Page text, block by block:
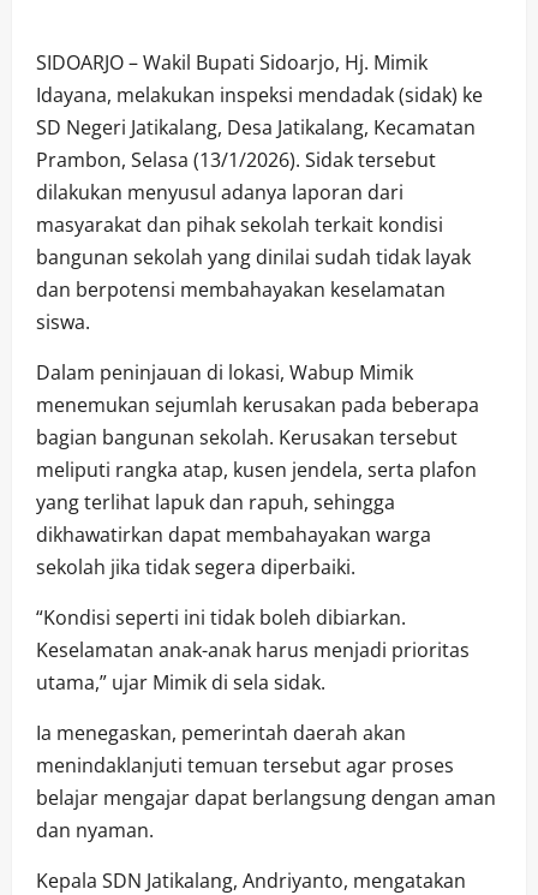
SIDOARJO – Wakil Bupati Sidoarjo, Hj. Mimik
Idayana, melakukan inspeksi mendadak (sidak) ke
SD Negeri Jatikalang, Desa Jatikalang, Kecamatan
Prambon, Selasa (13/1/2026). Sidak tersebut
dilakukan menyusul adanya laporan dari
masyarakat dan pihak sekolah terkait kondisi
bangunan sekolah yang dinilai sudah tidak layak
dan berpotensi membahayakan keselamatan
siswa.
Dalam peninjauan di lokasi, Wabup Mimik
menemukan sejumlah kerusakan pada beberapa
bagian bangunan sekolah. Kerusakan tersebut
meliputi rangka atap, kusen jendela, serta plafon
yang terlihat lapuk dan rapuh, sehingga
dikhawatirkan dapat membahayakan warga
sekolah jika tidak segera diperbaiki.
“Kondisi seperti ini tidak boleh dibiarkan.
Keselamatan anak-anak harus menjadi prioritas
utama,” ujar Mimik di sela sidak.
Ia menegaskan, pemerintah daerah akan
menindaklanjuti temuan tersebut agar proses
belajar mengajar dapat berlangsung dengan aman
dan nyaman.
Kepala SDN Jatikalang, Andriyanto, mengatakan